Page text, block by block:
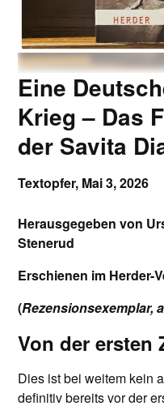
Eine
Krieg – Das
der Savita
Textopfer, Mai 3, 2026
Herausgegeben von
Stenerud
Erschienen im Herder-
(Rezensionsexemplar,
Von der ersten
Dies ist bei weitem kein
definitiv bereits vor der